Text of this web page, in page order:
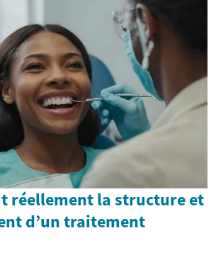
réellement la structure et
d’un traitement